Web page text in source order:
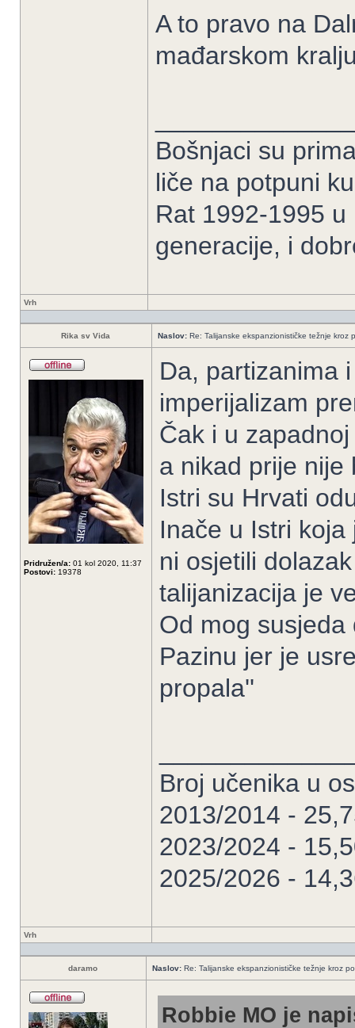
A to pravo na
mađarskom
Bošnjaci su
liče na potpuni
Rat 1992-1995
generacije, i
Vrh
Rika sv Vida Naslov: Re: Talijanske ekspanzionističke težnje kroz
Pridružen/a: 01 kol 2020, 11:37
Postovi: 19378
Da, partizanima
imperijalizam
Čak i u
a nikad prije nije
Istri su Hrvati
Inače u Istri
ni osjetili
talijanizacija je
Od mog
Pazinu jer je
propala''
Broj učenika u
2013/2014 -
2023/2024 -
2025/2026 -
Vrh
daramo Naslov: Re: Talijanske ekspanzionističke težnje kroz
Robbie MO je